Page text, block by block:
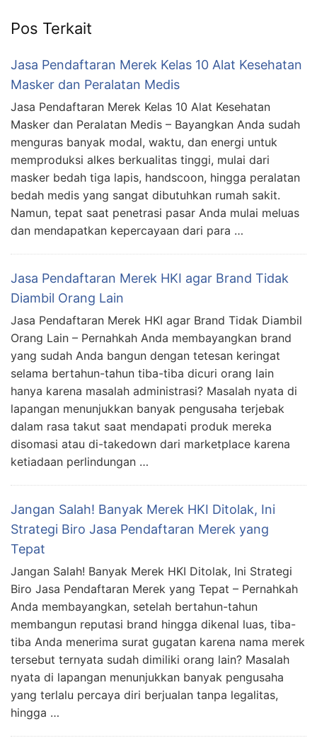
Pos Terkait
Jasa Pendaftaran Merek Kelas 10 Alat Kesehatan
Masker dan Peralatan Medis
Jasa Pendaftaran Merek Kelas 10 Alat Kesehatan
Masker dan Peralatan Medis – Bayangkan Anda sudah
menguras banyak modal, waktu, dan energi untuk
memproduksi alkes berkualitas tinggi, mulai dari
masker bedah tiga lapis, handscoon, hingga peralatan
bedah medis yang sangat dibutuhkan rumah sakit.
Namun, tepat saat penetrasi pasar Anda mulai meluas
dan mendapatkan kepercayaan dari para …
Jasa Pendaftaran Merek HKI agar Brand Tidak
Diambil Orang Lain
Jasa Pendaftaran Merek HKI agar Brand Tidak Diambil
Orang Lain – Pernahkah Anda membayangkan brand
yang sudah Anda bangun dengan tetesan keringat
selama bertahun-tahun tiba-tiba dicuri orang lain
hanya karena masalah administrasi? Masalah nyata di
lapangan menunjukkan banyak pengusaha terjebak
dalam rasa takut saat mendapati produk mereka
disomasi atau di-takedown dari marketplace karena
ketiadaan perlindungan …
Jangan Salah! Banyak Merek HKI Ditolak, Ini
Strategi Biro Jasa Pendaftaran Merek yang
Tepat
Jangan Salah! Banyak Merek HKI Ditolak, Ini Strategi
Biro Jasa Pendaftaran Merek yang Tepat – Pernahkah
Anda membayangkan, setelah bertahun-tahun
membangun reputasi brand hingga dikenal luas, tiba-
tiba Anda menerima surat gugatan karena nama merek
tersebut ternyata sudah dimiliki orang lain? Masalah
nyata di lapangan menunjukkan banyak pengusaha
yang terlalu percaya diri berjualan tanpa legalitas,
hingga …